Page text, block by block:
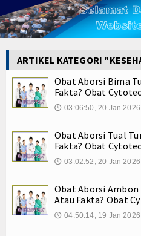
Ham
Koruptor
Ekonomi
Politik
Hukum
ARTIKEL KATEGORI
Obat Aborsi Bima
Fakta? Obat
🕔 03:06:50, 20 Jan
Obat Aborsi Tual
Fakta? Obat
🕔 03:02:52, 20 Jan
Obat Aborsi
Atau Fakta? Obat
🕔 04:50:14, 19 Jan